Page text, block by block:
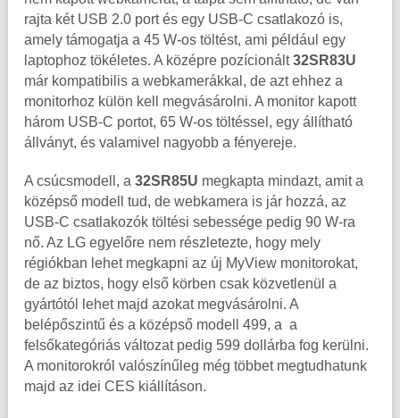
rajta két USB 2.0 port és egy USB-C csatlakozó is,
amely támogatja a 45 W-os töltést, ami például egy
laptophoz tökéletes. A középre pozícionált32SR83U
már kompatibilis a webkamerákkal, de azt ehhez a
monitorhoz külön kell megvásárolni. A monitor kapott
három USB-C portot, 65 W-os töltéssel, egy állítható
állványt, és valamivel nagyobb a fényereje.
A csúcsmodell, a 32SR85U megkapta mindazt, amit a
középső modell tud, de webkamera is jár hozzá, az
USB-C csatlakozók töltési sebessége pedig 90 W-ra
nő. Az LG egyelőre nem részletezte, hogy mely
régiókban lehet megkapni az új MyView monitorokat,
de az biztos, hogy első körben csak közvetlenül a
gyártótól lehet majd azokat megvásárolni. A
belépőszintű és a középső modell 499, a a
felsőkategóriás változat pedig 599 dollárba fog kerülni.
A monitorokról valószínűleg még többet megtudhatunk
majd az idei CES kiállításon.